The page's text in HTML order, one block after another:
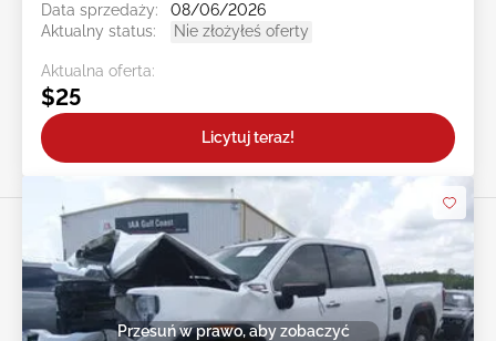
Data sprzedaży:
08/06/2026
Aktualny status:
Nie złożyłeś oferty
Aktualna oferta:
$25
Licytuj teraz!
Przesuń w prawo, aby zobaczyć